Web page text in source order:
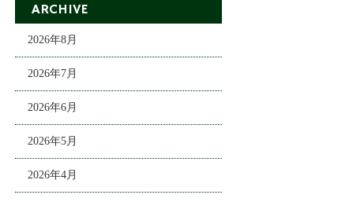
ARCHIVE
2026年8月
2026年7月
2026年6月
2026年5月
2026年4月